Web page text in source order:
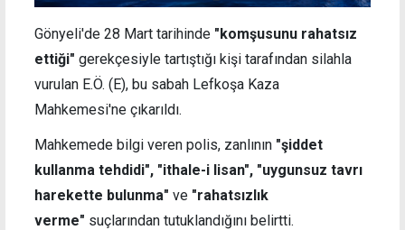
Gönyeli'de 28 Mart tarihinde "komşusunu rahatsız
ettiği" gerekçesiyle tartıştığı kişi tarafından silahla
vurulan E.Ö. (E), bu sabah Lefkoşa Kaza
Mahkemesi'ne çıkarıldı.
Mahkemede bilgi veren polis, zanlının "şiddet
kullanma tehdidi", "ithale-i lisan", "uygunsuz tavrı
harekette bulunma" ve "rahatsızlık
verme" suçlarından tutuklandığını belirtti.